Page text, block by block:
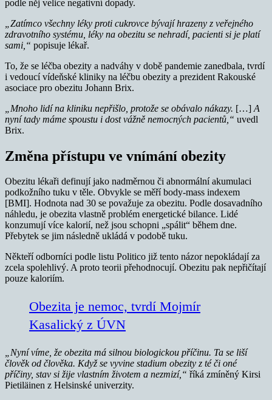
podle něj velice negativní dopady.
„Zatímco všechny léky proti cukrovce bývají hrazeny z veřejného
zdravotního systému, léky na obezitu se nehradí, pacienti si je platí
sami,“ popisuje lékař.
To, že se léčba obezity a nadváhy v době pandemie zanedbala, tvrdí
i vedoucí vídeňské kliniky na léčbu obezity a prezident Rakouské
asociace pro obezitu Johann Brix.
„Mnoho lidí na kliniku nepřišlo, protože se obávalo nákazy. […] A
nyní tady máme spoustu i dost vážně nemocných pacientů,“ uvedl
Brix.
Změna přístupu ve vnímání obezity
Obezitu lékaři definují jako nadměrnou či abnormální akumulaci
podkožního tuku v těle. Obvykle se měří body-mass indexem
[BMI]. Hodnota nad 30 se považuje za obezitu. Podle dosavadního
náhledu, je obezita vlastně problém energetické bilance. Lidé
konzumují více kalorií, než jsou schopni „spálit“ během dne.
Přebytek se jim následně ukládá v podobě tuku.
Někteří odborníci podle listu Politico již tento názor nepokládají za
zcela spolehlivý. A proto teorii přehodnocují. Obezitu pak nepřičítají
pouze kaloriím.
Obezita je nemoc, tvrdí Mojmír
Kasalický z ÚVN
„Nyní víme, že obezita má silnou biologickou příčinu. Ta se liší
člověk od člověka. Když se vyvine stadium obezity z té či oné
příčiny, stav si žije vlastním životem a nezmizí,“ říká zmíněný Kirsi
Pietiläinen z Helsinské univerzity.